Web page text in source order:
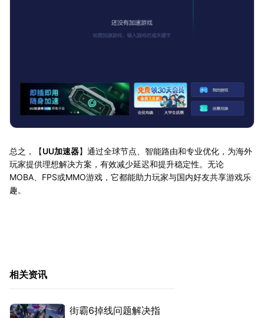
总之，【UU加速器】通过全球节点、智能路由和专业优化，为海外
玩家提供理想解决方案，有效减少延迟和提升稳定性。无论
MOBA、FPS或MMO游戏，它都能助力玩家与国内好友共享游戏乐
趣。
相关资讯
街霸6掉线问题解决指